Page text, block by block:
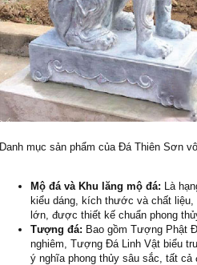
Danh mục sản phẩm của Đá Thiên Sơn
Mộ đá và Khu lăng mộ đá: Là
kiểu dáng, kích thước và chất
lớn, được thiết kế chuẩn phong
Tượng đá: Bao gồm Tượng Phật
nghiêm, Tượng Đá Linh Vật biểu
ý nghĩa phong thủy sâu sắc, tất